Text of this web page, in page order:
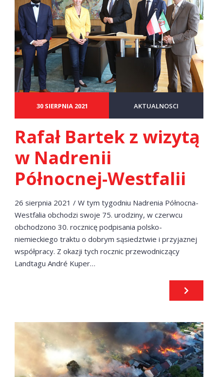
30 SIERPNIA 2021 AKTUALNOSCI
Rafał Bartek z wizytą
w Nadrenii
Północnej-Westfalii
26 sierpnia 2021 / W tym tygodniu Nadrenia Północna-
Westfalia obchodzi swoje 75. urodziny, w czerwcu
obchodzono 30. rocznicę podpisania polsko-
niemieckiego traktu o dobrym sąsiedztwie i przyjaznej
współpracy. Z okazji tych rocznic przewodniczący
Landtagu André Kuper…